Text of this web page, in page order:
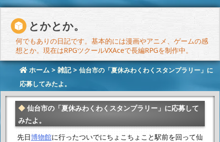
とかとか。
何でもありの日記です。基本的には漫画やアニメ、ゲームの感
想とか。現在はRPGツクールVXAceで長編RPGを制作中。
ホーム > 雑記> 仙台市の「夏休みわくわくスタンプラリー」に
応募してみたよ。
仙台市の「夏休みわくわくスタンプラリー」に応募して
みたよ。
先日博物館に行ったついでにちょこちょこと駅前を回って仙